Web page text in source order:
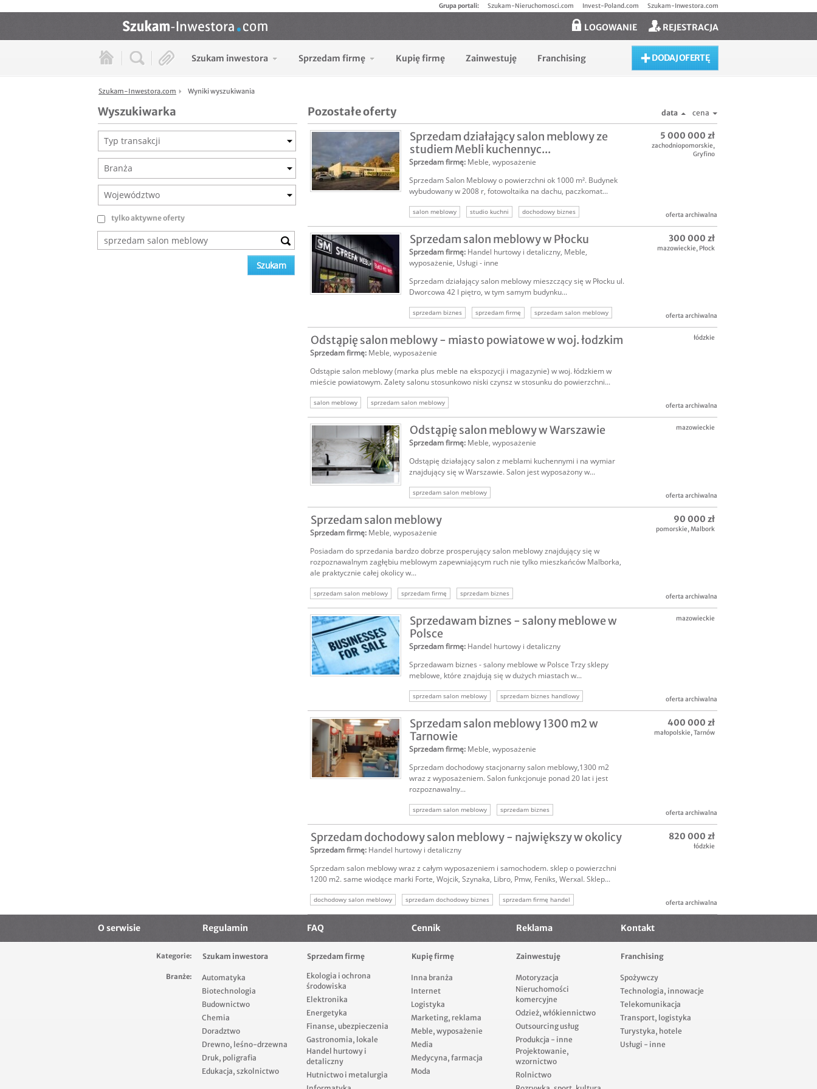
Grupa portali: Szukam-Nieruchomosci.com Invest-Poland.com Szukam-Inwestora.com
LOGOWANIE REJESTRACJA
Szukam inwestora Sprzedam firmę Kupię firmę Zainwestuję Franchising DODAJ OFERTĘ
Szukam-Inwestora.com Wyniki wyszukiwania
Wyszukiwarka
Typ transakcji
Branża
Województwo
tylko aktywne oferty
data cena
Pozostałe oferty
Sprzedam działający salon meblowy ze
studiem Mebli kuchennyc...
Sprzedam firmę: Meble, wyposażenie
Sprzedam Salon Meblowy o powierzchni ok 1000 m². Budynek
wybudowany w 2008 r, fotowoltaika na dachu, paczkomat...
salon meblowy studio kuchni
dochodowy biznes
rodzinna firma
działający biznes sprzedam salon meblowy
5 000 000 zł
zachodniopomorskie,
Gryfino
oferta archiwalna
Sprzedam salon meblowy w Płocku
Sprzedam firmę: Handel hurtowy i detaliczny, Meble,
wyposażenie, Usługi - inne
Sprzedam działający salon meblowy mieszczący się w Płocku ul.
Dworcowa 42 I piętro, w tym samym budynku...
sprzedam biznes sprzedam firmę
sprzedam salon meblowy
firma na sprzedaż
sprzedam biznes handel
300 000 zł
mazowieckie, Płock
oferta archiwalna
Odstąpię salon meblowy - miasto powiatowe w woj. łodzkim
Sprzedam firmę: Meble, wyposażenie
Odstąpie salon meblowy (marka plus meble na ekspozycji i magazynie) w woj. łódzkiem w
mieście powiatowym. Zalety salonu stosunkowo niski czynsz w stosunku do powierzchni...
salon meblowy sprzedam salon meblowy
łódzkie
oferta archiwalna
Odstąpię salon meblowy w Warszawie
Sprzedam firmę: Meble, wyposażenie
Odstąpię działający salon z meblami kuchennymi i na wymiar
znajdujący się w Warszawie. Salon jest wyposażony w...
sprzedam salon meblowy
mazowieckie
oferta archiwalna
Sprzedam salon meblowy
Sprzedam firmę: Meble, wyposażenie
Posiadam do sprzedania bardzo dobrze prosperujący salon meblowy znajdujący się w
rozpoznawalnym zagłębiu meblowym zapewniającym ruch nie tylko mieszkańców Malborka,
ale praktycznie całej okolicy w...
sprzedam salon meblowy sprzedam firmę sprzedam biznes
90 000 zł
pomorskie,Malbork
oferta archiwalna
Sprzedawam biznes - salony meblowe w
Polsce
Sprzedam firmę: Handel hurtowy i detaliczny
Sprzedawam biznes - salony meblowe w Polsce Trzy sklepy
meblowe, które znajdują się w dużych miastach w...
sprzedam salon meblowy sprzedam biznes handlowy
mazowieckie
oferta archiwalna
Sprzedam salon meblowy 1300 m2 w
Tarnowie
Sprzedam firmę: Meble, wyposażenie
Sprzedam dochodowy stacjonarny salon meblowy,1300 m2
wraz z wyposażeniem. Salon funkcjonuje ponad 20 lat i jest
rozpoznawalny...
sprzedam salon meblowy
sprzedam biznes
sprzedam firmę handlową
400 000 zł
małopolskie,Tarnów
oferta archiwalna
Sprzedam dochodowy salon meblowy - największy w okolicy
Sprzedam firmę: Handel hurtowy i detaliczny
Sprzedam salon meblowy wraz z całym wyposazeniem i samochodem. sklep o powierzchni
1200 m2. same wiodące marki Forte, Wojcik, Szynaka, Libro, Pmw, Feniks, Werxal. Sklep...
dochodowy salon meblowy sprzedam dochodowy biznes sprzedam firmę handel
820 000 zł
łódzkie
oferta archiwalna
O serwisie Regulamin FAQ Cennik Reklama Kontakt
Kategorie: Szukam inwestora Sprzedam firmę Kupię firmę Zainwestuję Franchising
Branże:
Automatyka
Biotechnologia
Budownictwo
Chemia
Doradztwo
Drewno, leśno-drzewna
Druk, poligrafia
Edukacja, szkolnictwo
Ekologia i ochrona
środowiska
Elektronika
Energetyka
Finanse, ubezpieczenia
Gastronomia, lokale
Handel hurtowy i
detaliczny
Hutnictwo i metalurgia
Inna branża
Internet
Logistyka
Marketing, reklama
Meble, wyposażenie
Media
Medycyna, farmacja
Moda
Motoryzacja
Nieruchomości
komercyjne
Odzież, włókiennictwo
Outsourcing usług
Produkcja - inne
Projektowanie,
wzornictwo
Rolnictwo
Spożywczy
Technologia, innowacje
Telekomunikacja
Transport, logistyka
Turystyka, hotele
Usługi - inne